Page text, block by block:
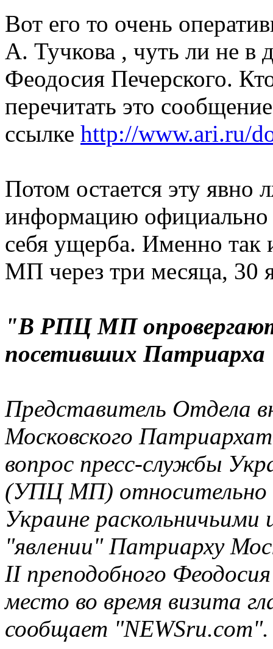
Вот его то очень
А. Тучкова , чуть ли не в
Феодосия Печерского.
перечитать это
ссылке http://www.ari.ru/
Потом остается эту
информацию официально
себя ущерба. Именно
МП через три месяца, 30
"В РПЦ МП
посетивших Патриарха
Представитель Отдела
Московского
вопрос пресс-службы
(УПЦ МП) относительно
Украине
"явлении" Патриарху
II преподобного
место во время визита
сообщает "NEWSru.com".